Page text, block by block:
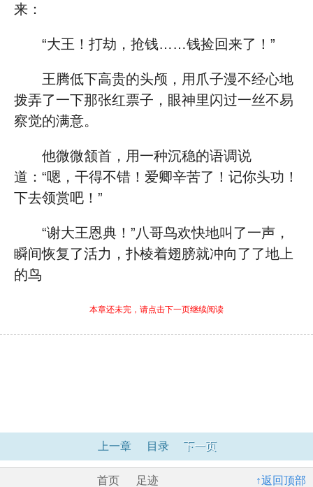
来：
“大王！打劫，抢钱……钱捡回来了！”
王腾低下高贵的头颅，用爪子漫不经心地
拨弄了一下那张红票子，眼神里闪过一丝不易
察觉的满意。
他微微颔首，用一种沉稳的语调说
道：“嗯，干得不错！爱卿辛苦了！记你头功！
下去领赏吧！”
“谢大王恩典！”八哥鸟欢快地叫了一声，
瞬间恢复了活力，扑棱着翅膀就冲向了了地上
的鸟
本章还未完，请点击下一页继续阅读
上一章 目录 下一页
↑返回顶部
首页 足迹